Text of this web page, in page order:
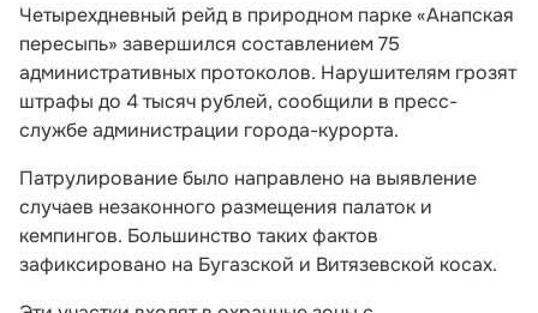
Четырехдневный рейд в природном парке «Анапская
пересыпь» завершился составлением 75
административных протоколов. Нарушителям грозят
штрафы до 4 тысяч рублей, сообщили в пресс-
службе администрации города-курорта.
Патрулирование было направлено на выявление
случаев незаконного размещения палаток и
кемпингов. Большинство таких фактов
зафиксировано на Бугазской и Витязевской косах.